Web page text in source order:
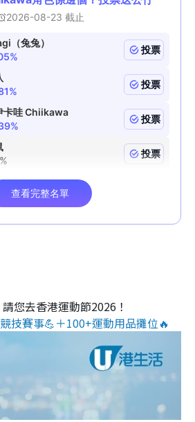
請您去香港運動節2026！
技賽事💪＋100+運動用品攤位🔥